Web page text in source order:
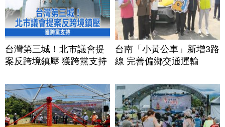
台灣第三城！北市議會提
案反跨境鎮壓 獲跨黨支持
台南「小黃公車」新增3路
線 完善偏鄉交通運輸